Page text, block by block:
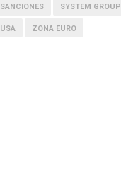
SANCIONES SYSTEM GROUP
USA ZONA EURO